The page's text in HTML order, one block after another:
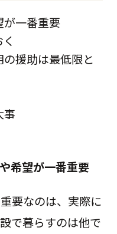
が一番重要
援助は最低限と
事
希望が一番重要
要なのは、実際に
で暮らすのは他で